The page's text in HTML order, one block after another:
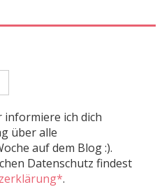
informiere ich dich
über alle
auf dem Blog :).
Datenschutz findest
.